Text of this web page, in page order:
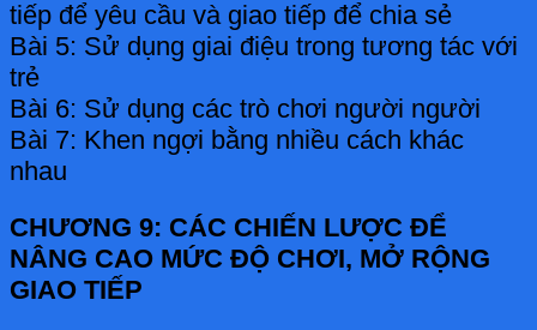
tiếp để yêu cầu và giao tiếp để chia sẻ
Bài 5: Sử dụng giai điệu trong tương tác với
trẻ
Bài 6: Sử dụng các trò chơi người người
Bài 7: Khen ngợi bằng nhiều cách khác
nhau
CHƯƠNG 9: CÁC CHIẾN LƯỢC ĐỂ
NÂNG CAO MỨC ĐỘ CHƠI, MỞ RỘNG
GIAO TIẾP